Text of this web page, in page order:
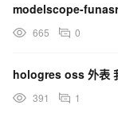
665 0
391 1